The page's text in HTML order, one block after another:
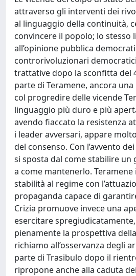
attraverso gli interventi dei
al linguaggio della continuità,
convincere il popolo; lo stesso
all’opinione pubblica
controrivoluzionari
trattative dopo la sconfitta del
parte di Teramene, ancora
col progredire delle vicende
linguaggio più duro e più
avendo fiaccato la resistenza
i leader avversari, appare
del consenso. Con l’avvento
si sposta dal come stabilire un
a come mantenerlo.
stabilità al regime con
propaganda capace di
Crizia promuove invece una
esercitare
pienamente la prospettiva
richiamo all’osservanza degli
parte di Trasibulo dopo il
ripropone anche alla caduta